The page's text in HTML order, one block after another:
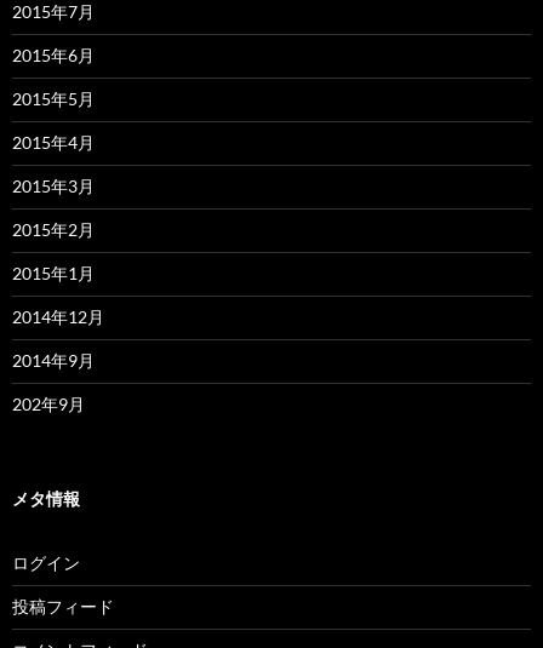
2015年7月
2015年6月
2015年5月
2015年4月
2015年3月
2015年2月
2015年1月
2014年12月
2014年9月
202年9月
メタ情報
ログイン
投稿フィード